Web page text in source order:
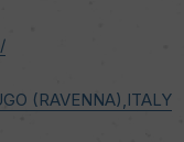
(RAVENNA),ITALY